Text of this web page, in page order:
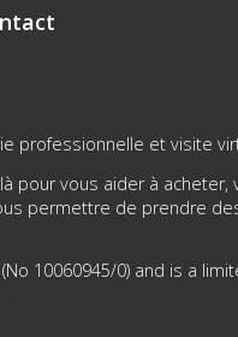
professionnelle et visite
pour vous aider à acheter,
permettre de prendre
10060945/0) and is a